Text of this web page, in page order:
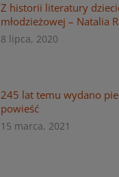
Z historii literatury
młodzieżowej – Natalia
8 lipca, 2020
245 lat temu wydano
powieść
15 marca, 2021